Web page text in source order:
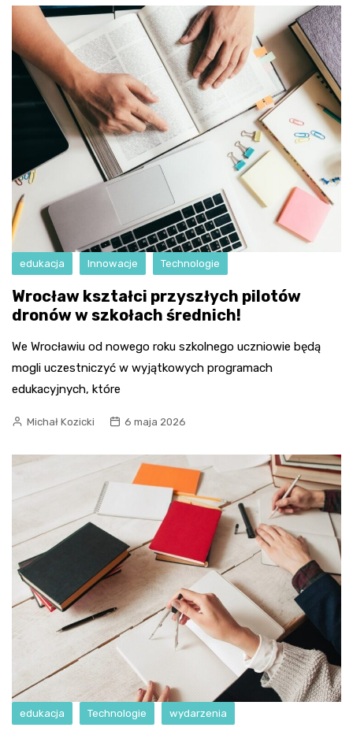
edukacja Innowacje Technologie
Wrocław kształci przyszłych pilotów
dronów w szkołach średnich!
We Wrocławiu od nowego roku szkolnego uczniowie będą
mogli uczestniczyć w wyjątkowych programach
edukacyjnych, które
Michał Kozicki 6 maja 2026
edukacja Technologie wydarzenia